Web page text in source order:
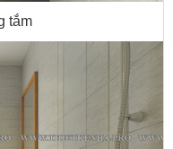
tắm